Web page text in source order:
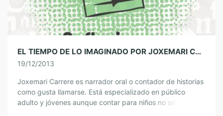
EL TIEMPO DE LO IMAGINADO POR JOXEMARI CARRERE
19/12/2013
Joxemari Carrere es narrador oral o contador de historias
como gusta llamarse. Está especializado en público
adulto y jóvenes aunque contar para niños no se le da